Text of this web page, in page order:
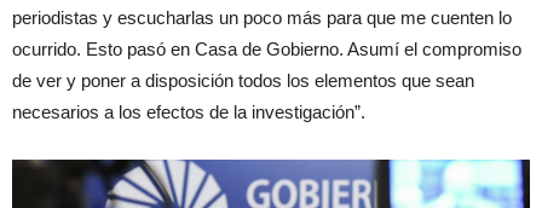
periodistas y escucharlas un poco más para que me cuenten lo
ocurrido. Esto pasó en Casa de Gobierno. Asumí el compromiso
de ver y poner a disposición todos los elementos que sean
necesarios a los efectos de la investigación”.